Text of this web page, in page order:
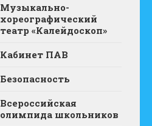
Музыкально-
хореографический
театр «Калейдоскоп»
Кабинет ПАВ
Безопасность
Всероссийская
олимпида школьников